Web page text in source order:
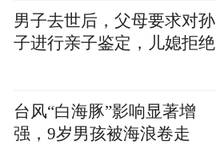
男子去世后，父母要求对孙
子进行亲子鉴定，儿媳拒绝
台风“白海豚”影响显著增
强，9岁男孩被海浪卷走